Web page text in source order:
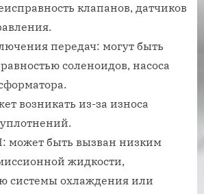
клапанов, датчиков
передач: могут быть
соленоидов, насоса
возникать из-за износа
может быть вызван низким
жидкости,
системы охлаждения или